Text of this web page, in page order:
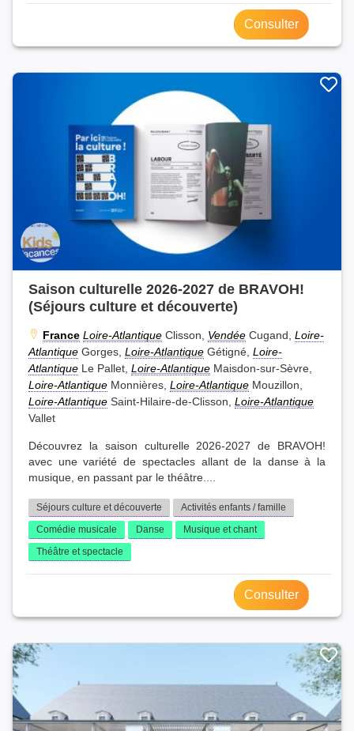
Consulter
Saison culturelle 2026-2027 de BRAVOH!
(Séjours culture et découverte)
France Loire-Atlantique Clisson, Vendée Cugand, Loire-
Atlantique Gorges, Loire-Atlantique Gétigné, Loire-
Atlantique Le Pallet, Loire-Atlantique Maisdon-sur-Sèvre,
Loire-Atlantique Monnières, Loire-Atlantique Mouzillon,
Loire-Atlantique Saint-Hilaire-de-Clisson, Loire-Atlantique
Vallet
Découvrez la saison culturelle 2026-2027 de BRAVOH!
avec une variété de spectacles allant de la danse à la
musique, en passant par le théâtre....
Séjours culture et découverte
Activités enfants / famille
Comédie musicale
Danse
Musique et chant
Théâtre et spectacle
Consulter